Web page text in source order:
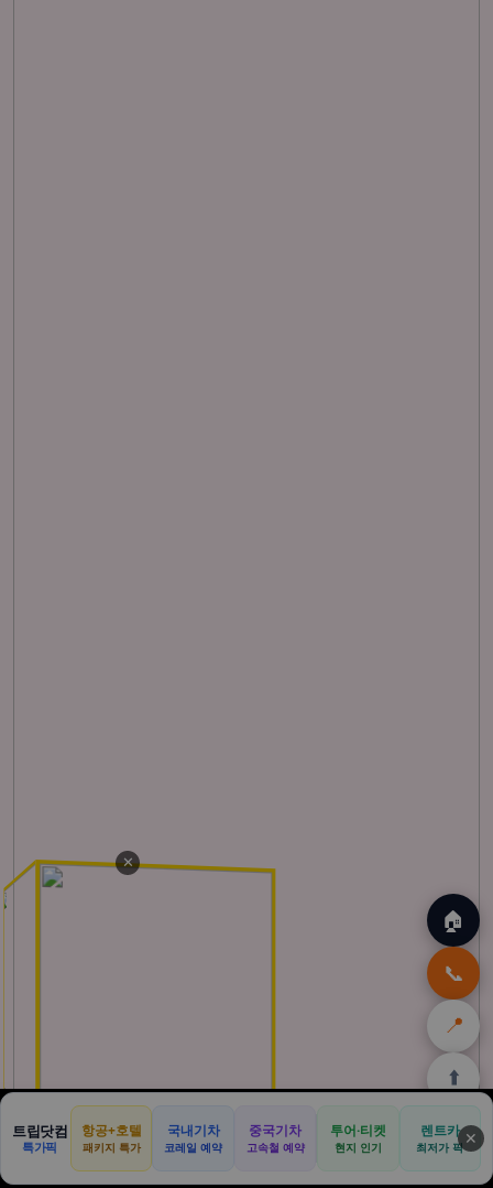
🏠
📞
📍
⬆️
🏠
홈
🏝️
몰디브
🌴
발리
🌺
하와이
🎁
쿠팡
할인
✕
트립닷컴
특가픽
항공+호텔
패키지 특가
국내기차
코레일 예약
중국기차
고속철 예약
투어·티켓
현지 인기
렌트카
최저가 픽✕